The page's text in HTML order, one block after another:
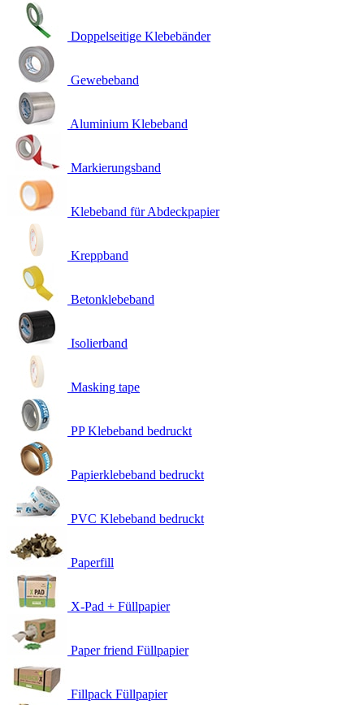
Doppelseitige Klebebänder
Gewebeband
Aluminium Klebeband
Markierungsband
Klebeband für Abdeckpapier
Kreppband
Betonklebeband
Isolierband
Masking tape
PP Klebeband bedruckt
Papierklebeband bedruckt
PVC Klebeband bedruckt
Paperfill
X-Pad + Füllpapier
Paper friend Füllpapier
Fillpack Füllpapier